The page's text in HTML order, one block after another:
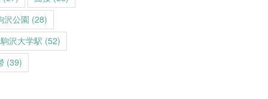
沢公園 (28)
駒沢大学駅 (52)
(39)